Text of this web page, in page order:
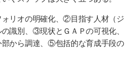
リオの明確化、②目指す人材（ジ
識別、③現状とＧＡＰの可視化、
から調達、⑤包括的な育成手段の